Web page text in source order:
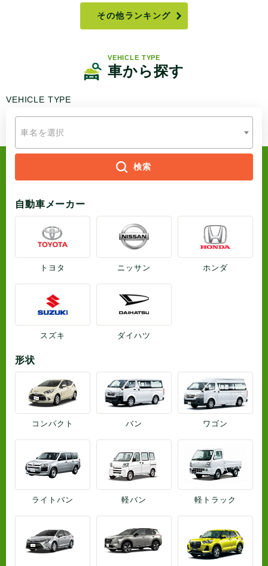
その他ランキング
VEHICLE TYPE
車から探す
VEHICLE TYPE
車名を選択
検索
自動車メーカー
トヨタ ニッサン ホンダ
スズキ ダイハツ
形状
コンパクト バン ワゴン
ライトバン 軽バン 軽トラック